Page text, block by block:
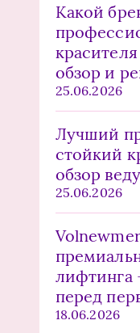
Какой
обзор и
25.06.2026
Лучший
стойкий
обзор
25.06.2026
лифтинга
перед
18.06.2026